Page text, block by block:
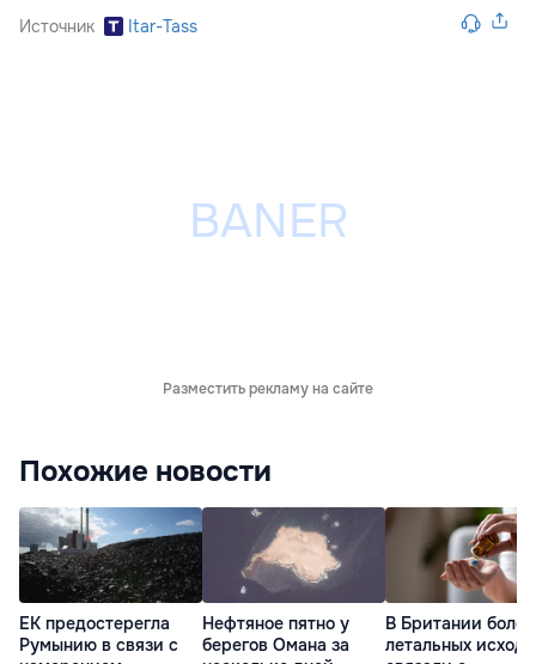
Источник Itar-Tass
Разместить рекламу на сайте
Похожие новости
ЕК предостерегла
Румынию в связи с
Нефтяное пятно у
берегов Омана за
В Британии
летальных